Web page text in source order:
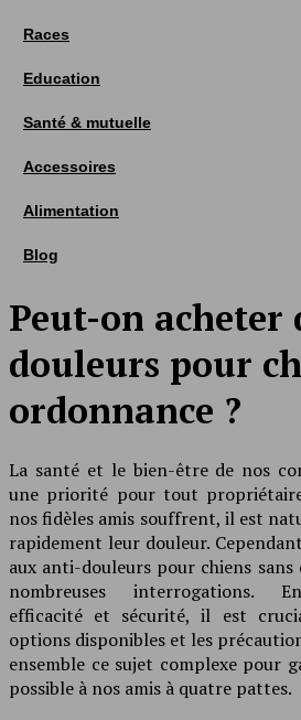
Races
Education
Santé & mutuelle
Accessoires
Alimentation
Blog
Peut-on acheter
douleurs pour
ordonnance ?
La santé et le bien-être de nos
une priorité pour tout propriétaire
nos fidèles amis souffrent, il est
rapidement leur douleur.
aux anti-douleurs pour chiens sans
nombreuses interrogations.
efficacité et sécurité, il est
options disponibles et les
ensemble ce sujet complexe pour
possible à nos amis à quatre pattes.